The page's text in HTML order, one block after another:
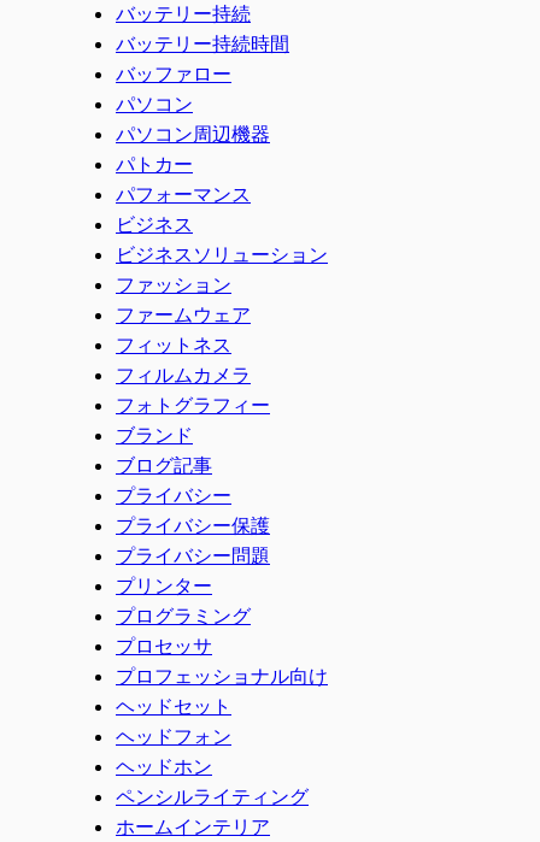
バッテリー持続
バッテリー持続時間
バッファロー
パソコン
パソコン周辺機器
パトカー
パフォーマンス
ビジネス
ビジネスソリューション
ファッション
ファームウェア
フィットネス
フィルムカメラ
フォトグラフィー
ブランド
ブログ記事
プライバシー
プライバシー保護
プライバシー問題
プリンター
プログラミング
プロセッサ
プロフェッショナル向け
ヘッドセット
ヘッドフォン
ヘッドホン
ペンシルライティング
ホームインテリア